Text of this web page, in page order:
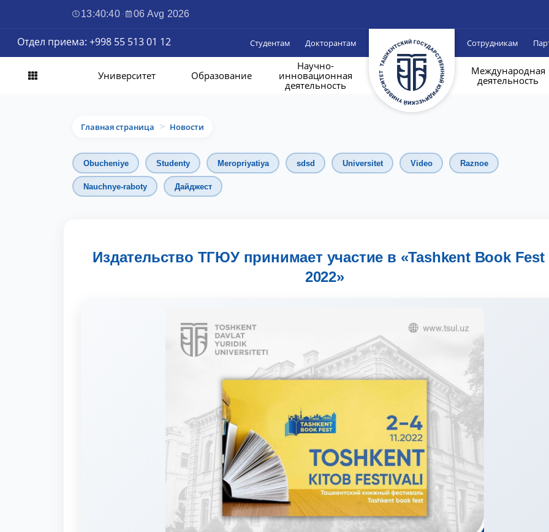
13:40:41 · 06 Avg 2026
Отдел приема: +998 55 513 01 12 Студентам Докторантам Сотрудникам
Университет Образование
Научно-
инновационная
деятельность
Международная
деятельность
Главная страница > Новости
Obucheniye Studenty Meropriyatiya sdsd Universitet Video Raznoe
Nauchnye-raboty Дайджест
Издательство ТГЮУ принимает участие в «Tashkent Book Fest
2022»